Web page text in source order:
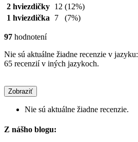
2 hviezdičky
12 (12%)
1 hviezdička
7 (7%)
97 hodnotení
Nie sú aktuálne žiadne recenzie v
65 recenzií v iných jazykoch.
Zobraziť
Nie sú aktuálne žiadne recenzie.
Z nášho blogu: